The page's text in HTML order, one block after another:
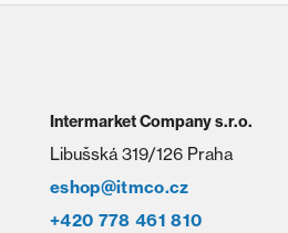
Intermarket Company s.r.o.
Libušská 319/126 Praha
eshop@itmco.cz
+420 778 461 810